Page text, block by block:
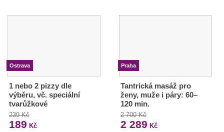
Ostrava
1 nebo 2 pizzy dle
výběru, vč. speciální
tvarůžkové
239 Kč
189 Kč
Praha
Tantrická masáž pro
ženy, muže i páry: 60–
120 min.
2 700 Kč
2 289 Kč